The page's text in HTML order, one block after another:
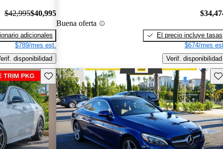
$42,995$40,995
adicionales
$789/mes est.
disponibilidad
Buena oferta
El precio incluye tasas
$674/mes
Verif. disponibilidad
Guarda este Aviso